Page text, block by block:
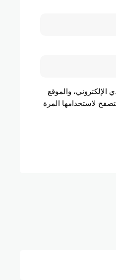
والموقع
لاستخدامها المرة